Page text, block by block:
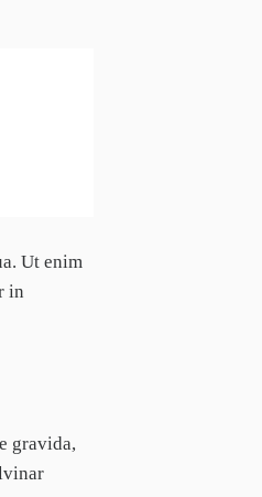
Ut enim
in
gravida,